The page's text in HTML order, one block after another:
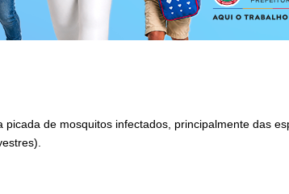
de mosquitos infectados, principalmente das